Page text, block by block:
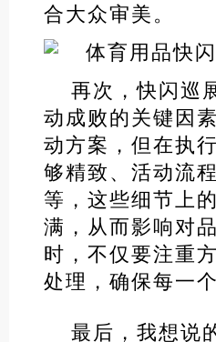
合大众审美。
再次，快闪巡
动成败的关键因
动方案，但在执
够精致、活动流
等，这些细节上
满，从而影响对
时，不仅要注重
处理，确保每一
最后，我想说